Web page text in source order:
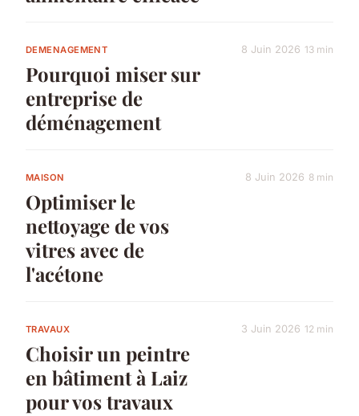
DEMENAGEMENT
Pourquoi miser sur
entreprise de
déménagement
8 Juin 2026 13 min
MAISON
Optimiser le
nettoyage de vos
vitres avec de
l'acétone
8 Juin 2026 8 min
TRAVAUX
Choisir un peintre
en bâtiment à Laiz
pour vos travaux
3 Juin 2026 12 min